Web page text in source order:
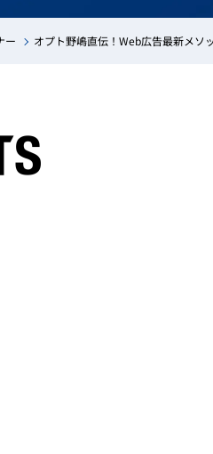
ー オプト野嶋直伝！Web広告最新メソ